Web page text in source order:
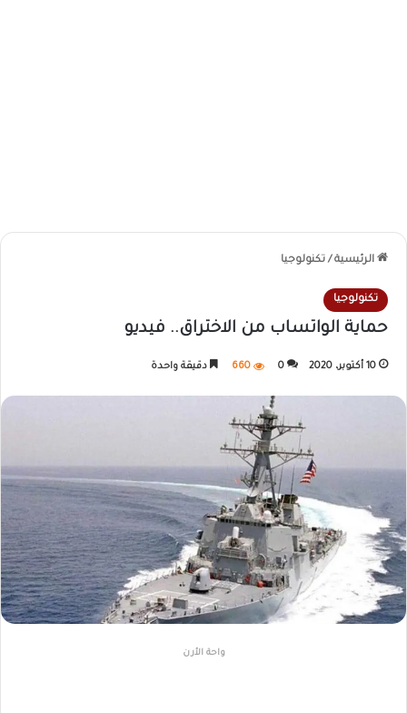
الرئيسية / تكنولوجيا
تكنولوجيا
حماية الواتساب من الاختراق.. فيديو
10 أكتوبر، 2020 0
660 دقيقة واحدة
واحة الأرن